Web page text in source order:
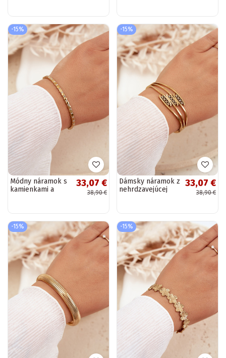
-15%
Módny náramok s
kamienkami a
33,07 €
38,90 €
-15%
Dámsky náramok z
nehrdzavejúcej
33,07 €
38,90 €
-15% -15%